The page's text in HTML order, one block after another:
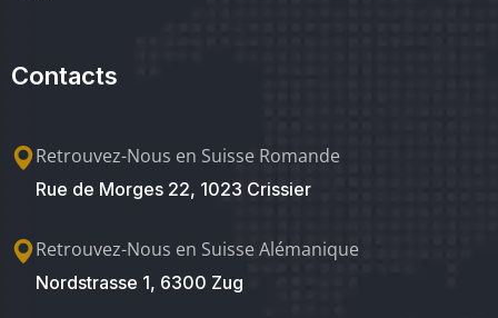
Contacts
Retrouvez-Nous en Suisse Romande
Rue de Morges 22, 1023 Crissier
Retrouvez-Nous en Suisse Alémanique
Nordstrasse 1, 6300 Zug